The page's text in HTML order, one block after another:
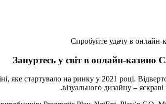
Спробуйте удачу в онлайн-
Зануртесь у світ в онлайн-казино
яке стартувало на ринку у 2021 році.
візуального дизайну –